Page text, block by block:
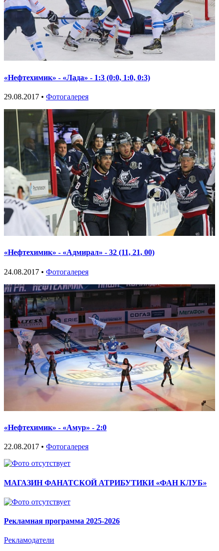
«Нефтехимик» - «Лада» - 1:3 (0:0, 1:0, 0:3)
29.08.2017 • Фотогалерея
«Нефтехимик» - «Адмирал» - 32 (11, 21, 00)
24.08.2017 • Фотогалерея
«Нефтехимик» - «Амур» - 2:0
22.08.2017 • Фотогалерея
МАГАЗИН ФАНАТСКОЙ АТРИБУТИКИ «ФАН КЛУБ»
Рекламная программа 2025-2026
Рекламодатели